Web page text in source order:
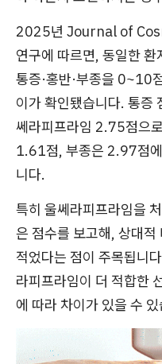
2025년 Journal of
연구에 따르면, 동일한
통증·홍반·부종을 0~10
이가 확인됐습니다. 통증
쎄라피프라임 2.75점으
1.61점, 부종은 2.97점
니다.
특히 울쎄라피프라임을
은 점수를 보고해, 상대적
적었다는 점이 주목됩니
라피프라임이 더 적합한
에 따라 차이가 있을 수